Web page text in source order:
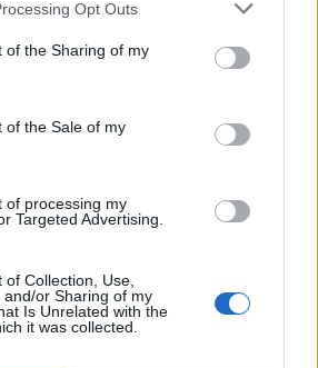
Opt Outs
of the Sharing of my
of the Sale of my
of processing my
Targeted Advertising.
Collection, Use,
and/or Sharing of my
Is Unrelated with the
it was collected.
φτάσει σε μεγάλα ύψη, οι θάμνοι
ακόμα και την κάθετη